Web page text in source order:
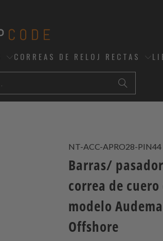
CORREAS DE RELOJ RECTAS
NT-ACC-APRO28-PIN44
Barras/
correa de
modelo
Offshore